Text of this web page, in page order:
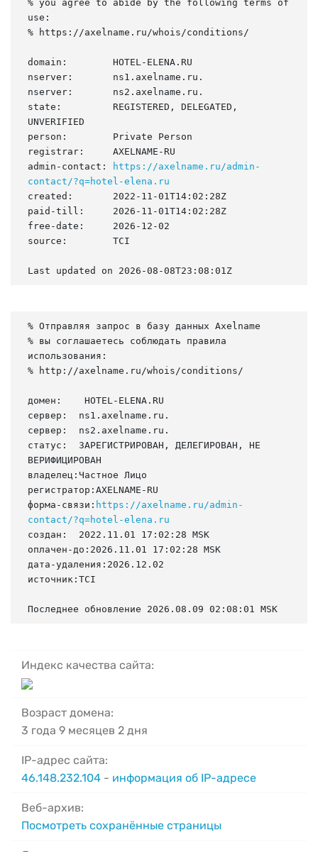
% you agree to abide by the following terms of
use:
% https://axelname.ru/whois/conditions/
domain:        HOTEL-ELENA.RU
nserver:       ns1.axelname.ru.
nserver:       ns2.axelname.ru.
state:         REGISTERED, DELEGATED,
UNVERIFIED
person:        Private Person
registrar:     AXELNAME-RU
admin-contact:
https://axelname.ru/admin-
contact/?q=hotel-elena.ru
created:       2022-11-01T14:02:28Z
paid-till:     2026-11-01T14:02:28Z
free-date:     2026-12-02
source:        TCI
Last updated on 2026-08-08T23:08:01Z
% Отправляя запрос в базу данных Axelname
% вы соглашаетесь соблюдать правила
использования:
% http://axelname.ru/whois/conditions/
домен:    HOTEL-ELENA.RU
сервер:  ns1.axelname.ru.
сервер:  ns2.axelname.ru.
статус:  ЗАРЕГИСТРИРОВАН, ДЕЛЕГИРОВАН, НЕ
ВЕРИФИЦИРОВАН
владелец:Частное Лицо
регистратор:AXELNAME-RU
форма-связи: https://axelname.ru/admin-
contact/?q=hotel-elena.ru
создан:  2022.11.01 17:02:28 MSK
оплачен-до:2026.11.01 17:02:28 MSK
дата-удаления:2026.12.02
источник:TCI
Последнее обновление 2026.08.09 02:08:01 MSK
Индекс качества сайта:
Возраст домена:
3 года 9 месяцев 2 дня
IP-адрес сайта:
46.148.232.104 - информация об IP-адресе
Веб-архив:
Посмотреть сохранённые страницы